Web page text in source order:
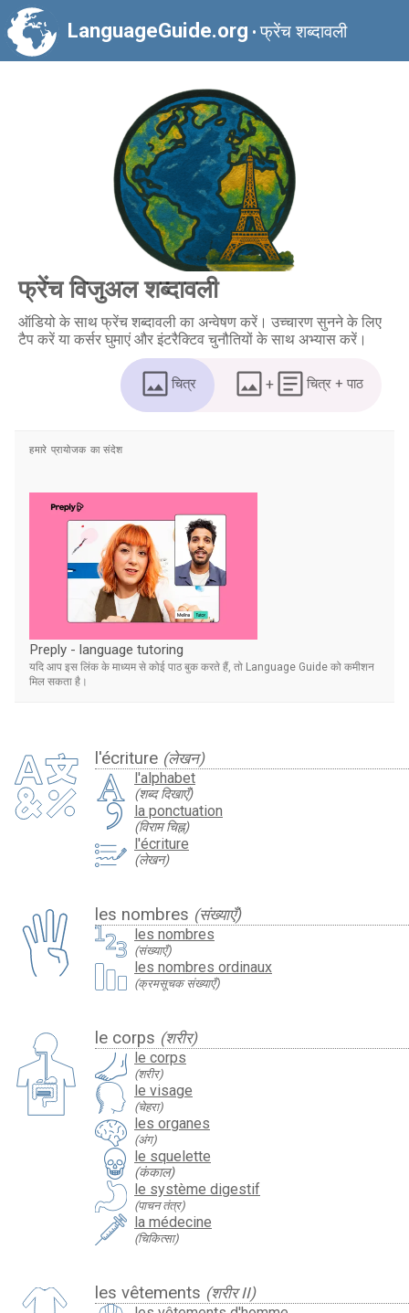
LanguageGuide.org •फ्रेंच शब्दावली
फ्रेंच विजुअल शब्दावली
ऑडियो के साथ फ्रेंच शब्दावली का अन्वेषण करें। उच्चारण सुनने के लिए
टैप करें या कर्सर घुमाएं और इंटरैक्टिव चुनौतियों के साथ अभ्यास करें।
चित्र + चित्र + पाठ
l'écriture (लेखन)
l'alphabet
(शब्द दिखाएँ)
la ponctuation
(विराम चिह्न)
l'écriture
(लेखन)
les nombres (संख्याएँ)
les nombres
(संख्याएँ)
les nombres ordinaux
(क्रमसूचक संख्याएँ)
le corps (शरीर)
le corps
(शरीर)
le visage
(चेहरा)
les organes
(अंग)
le squelette
(कंकाल)
le système digestif
(पाचन तंत्र)
la médecine
(चिकित्सा)
les vêtements (शरीर II)
हमारे प्रायोजक का संदेश
Preply - language tutoring
यदि आप इस लिंक के माध्यम से कोई पाठ बुक करते हैं, तो Language Guide को कमीशन
मिल सकता है।